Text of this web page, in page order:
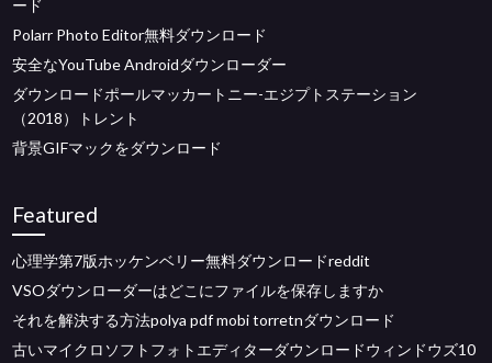
ード
Polarr Photo Editor無料ダウンロード
安全なYouTube Androidダウンローダー
ダウンロードポールマッカートニー-エジプトステーション
（2018）トレント
背景GIFマックをダウンロード
Featured
心理学第7版ホッケンベリー無料ダウンロードreddit
VSOダウンローダーはどこにファイルを保存しますか
それを解決する方法polya pdf mobi torretnダウンロード
古いマイクロソフトフォトエディターダウンロードウィンドウズ10